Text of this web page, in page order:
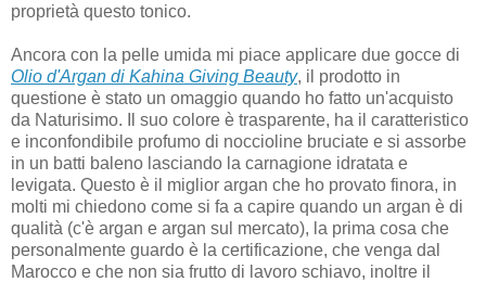
proprietà questo tonico.
Ancora con la pelle umida mi piace applicare due gocce di
Olio d'Argan di Kahina Giving Beauty, il prodotto in
questione è stato un omaggio quando ho fatto un'acquisto
da Naturisimo. Il suo colore è trasparente, ha il caratteristico
e inconfondibile profumo di noccioline bruciate e si assorbe
in un batti baleno lasciando la carnagione idratata e
levigata. Questo è il miglior argan che ho provato finora, in
molti mi chiedono come si fa a capire quando un argan è di
qualità (c'è argan e argan sul mercato), la prima cosa che
personalmente guardo è la certificazione, che venga dal
Marocco e che non sia frutto di lavoro schiavo, inoltre il